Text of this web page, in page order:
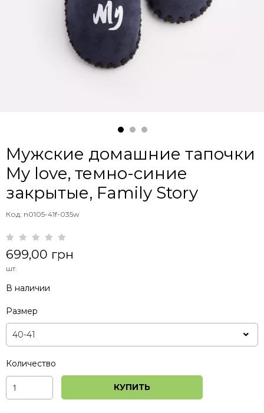
Мужские домашние тапочки
My love, темно-синие
закрытые, Family Story
Код: n0105-41f-035w
699,00 грн
шт.
В наличии
Размер
Количество
КУПИТЬ